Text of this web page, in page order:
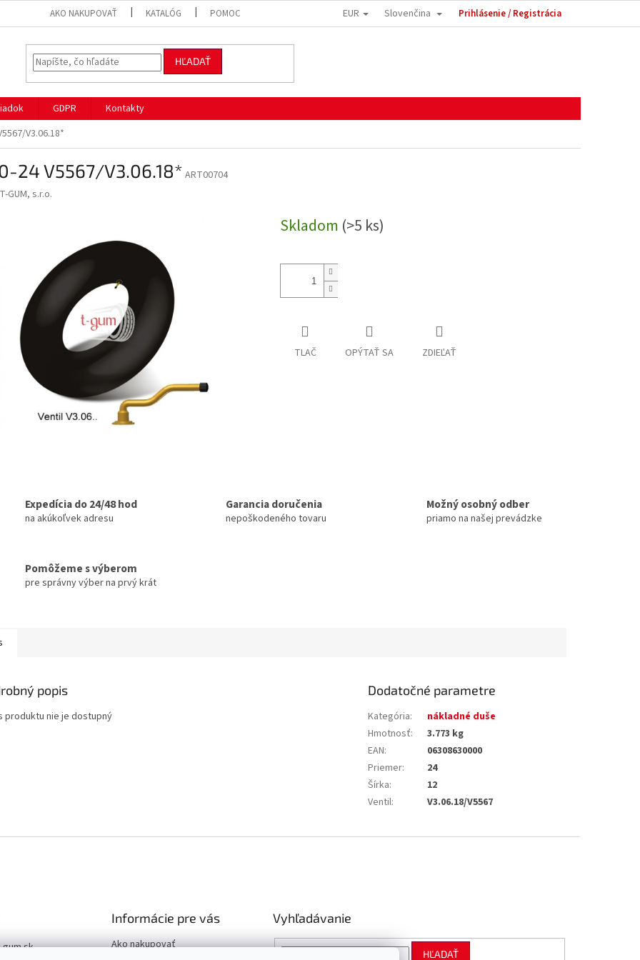
AKO NAKUPOVAŤ KATALÓG POMOC EUR Slovenčina Prihlásenie / Registrácia
HĽADAŤ
GDPR
Kontakty
V3.06.18*
24 V5567/V3.06.18* ART00704
T-GUM, s.r.o.
Skladom (>5 ks)
TLAČ OPÝTAŤ SA ZDIEĽAŤ
Expedícia do 24/48 hod
na akúkoľvek adresu
Garancia doručenia
nepoškodeného tovaru
Možný osobný odber
priamo na našej prevádzke
Pomôžeme s výberom
pre správny výber na prvý krát
popis
produktu nie je dostupný
Dodatočné parametre
Kategória:
nákladné duše
Hmotnosť:
3.773 kg
EAN:
06308630000
Priemer:
24
Šírka:
12
Ventil: V3.06.18/V5567
gum.sk
Informácie pre vás
Ako nakupovať
Vyhľadávanie
HĽADAŤ